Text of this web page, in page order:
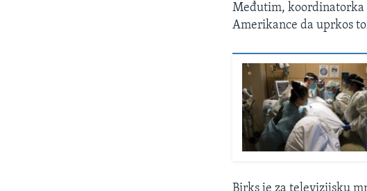
Međutim, koordinatorka
Amerikance da uprkos